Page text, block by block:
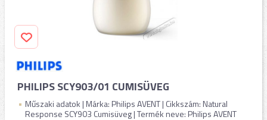
PHILIPS SCY903/01 CUMISÜVEG
Műszaki adatok | Márka: Philips AVENT | Cikkszám: Natural
Response SCY903 Cumisüveg | Termék neve: Philips AVENT